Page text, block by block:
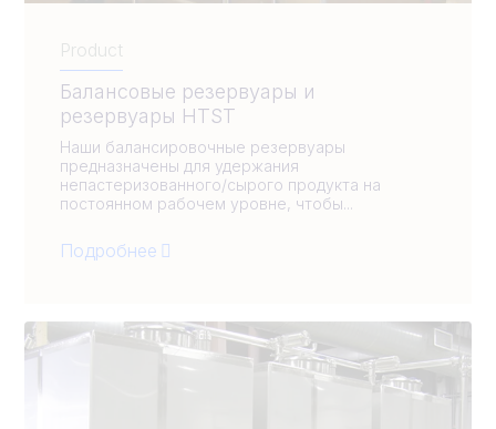
Product
Балансовые резервуары и
резервуары HTST
Наши балансировочные резервуары
предназначены для удержания
непастеризованного/сырого продукта на
постоянном рабочем уровне, чтобы...
Подробнее